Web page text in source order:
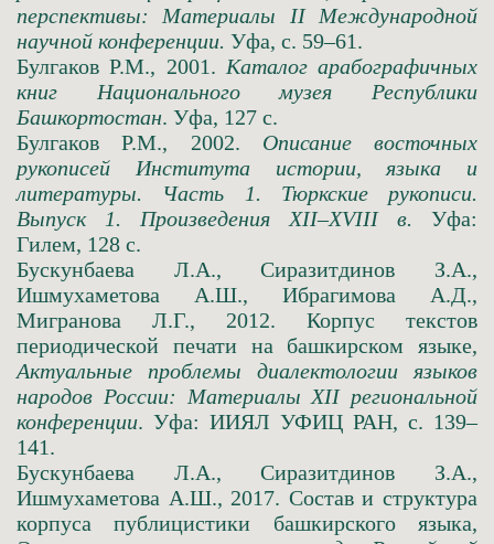
перспективы: Материалы II Международной
научной конференции. Уфа, с. 59–61.
Булгаков Р.М., 2001. Каталог арабографичных
книг Национального музея Республики
Башкортостан. Уфа, 127 с.
Булгаков Р.М., 2002. Описание восточных
рукописей Института истории, языка и
литературы. Часть 1. Тюркские рукописи.
Выпуск 1. Произведения XII–XVIII в. Уфа:
Гилем, 128 с.
Бускунбаева Л.А., Сиразитдинов З.А.,
Ишмухаметова А.Ш., Ибрагимова А.Д.,
Мигранова Л.Г., 2012. Корпус текстов
периодической печати на башкирском языке,
Актуальные проблемы диалектологии языков
народов России: Материалы ХII региональной
конференции. Уфа: ИИЯЛ УФИЦ РАН, с. 139–
141.
Бускунбаева Л.А., Сиразитдинов З.А.,
Ишмухаметова А.Ш., 2017. Состав и структура
корпуса публицистики башкирского языка,